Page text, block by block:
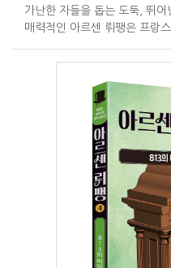
가난한 자들을 돕는 도둑, 뛰
매력적인 아르센 뤼팽은 프랑